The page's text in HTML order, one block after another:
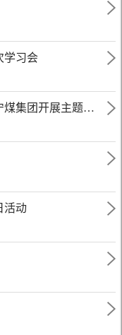
学习会
阿院、中国阿拉伯国家研究院师生到宁煤集团开展主题党日活动
活动